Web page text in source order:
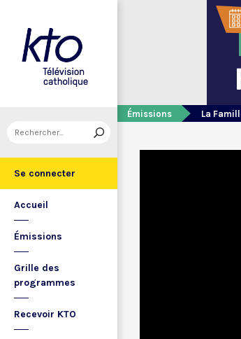
Se connecter
Accueil
Émissions
Grille des
programmes
Recevoir KTO
Émissions La